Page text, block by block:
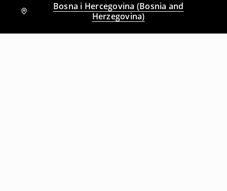
Bosna i Hercegovina (Bosnia and
Herzegovina)